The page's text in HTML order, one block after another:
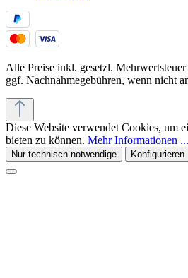
Alle Preise inkl. gesetzl. Mehrwertsteuer
ggf. Nachnahmegebühren, wenn nicht
Diese Website verwendet Cookies, um
bieten zu können. Mehr Informationen ...
Nur technisch notwendige Konfigurieren